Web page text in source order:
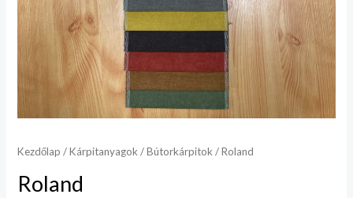
Kezdőlap /Kárpitanyagok /Bútorkárpitok / Roland
Roland